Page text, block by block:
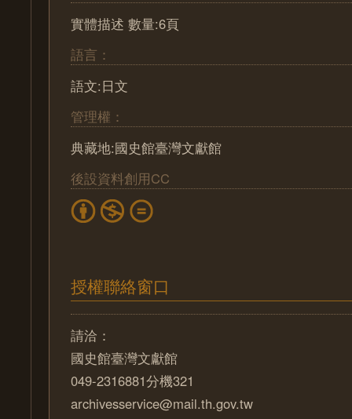
實體描述 數量:6頁
語言：
語文:日文
管理權：
典藏地:國史館臺灣文獻館
後設資料創用CC
授權聯絡窗口
請洽：
國史館臺灣文獻館
049-2316881分機321
archivesservice@mail.th.gov.tw